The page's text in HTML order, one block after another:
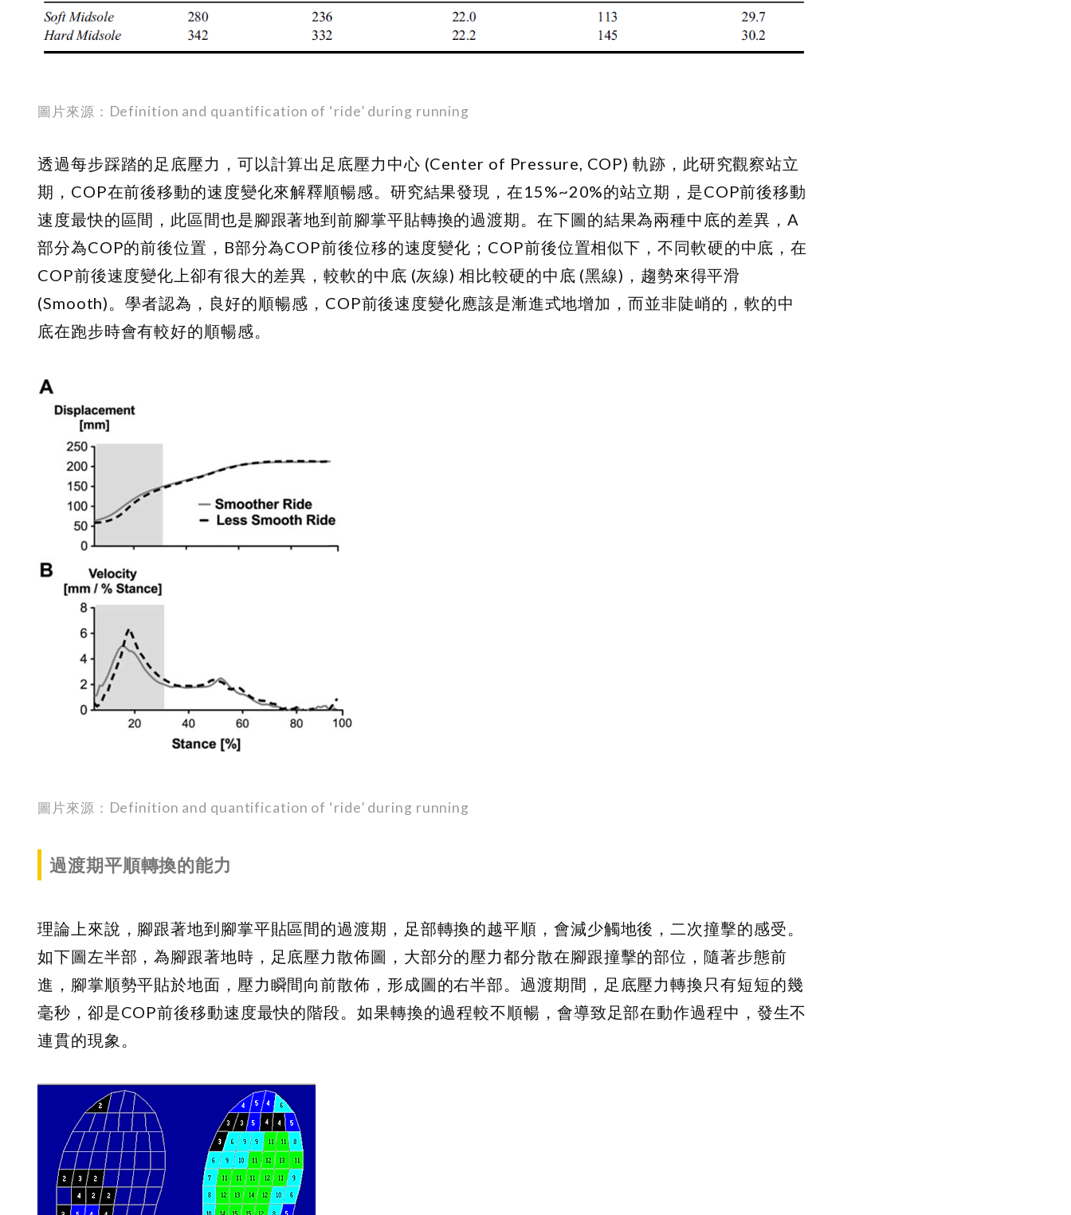
圖片來源：Definition and quantification of ‘ride’ during running
透過每步踩踏的足底壓力，可以計算出足底壓力中心 (Center of Pressure, COP) 軌跡，此研究觀察站立
期，COP在前後移動的速度變化來解釋順暢感。研究結果發現，在15%~20%的站立期，是COP前後移動
速度最快的區間，此區間也是腳跟著地到前腳掌平貼轉換的過渡期。在下圖的結果為兩種中底的差異，A
部分為COP的前後位置，B部分為COP前後位移的速度變化；COP前後位置相似下，不同軟硬的中底，在
COP前後速度變化上卻有很大的差異，較軟的中底 (灰線) 相比較硬的中底 (黑線)，趨勢來得平滑
(Smooth)。學者認為，良好的順暢感，COP前後速度變化應該是漸進式地增加，而並非陡峭的，軟的中
底在跑步時會有較好的順暢感。
圖片來源：Definition and quantification of ‘ride’ during running
過渡期平順轉換的能力
理論上來說，腳跟著地到腳掌平貼區間的過渡期，足部轉換的越平順，會減少觸地後，二次撞擊的感受。
如下圖左半部，為腳跟著地時，足底壓力散佈圖，大部分的壓力都分散在腳跟撞擊的部位，隨著步態前
進，腳掌順勢平貼於地面，壓力瞬間向前散佈，形成圖的右半部。過渡期間，足底壓力轉換只有短短的幾
毫秒，卻是COP前後移動速度最快的階段。如果轉換的過程較不順暢，會導致足部在動作過程中，發生不
連貫的現象。